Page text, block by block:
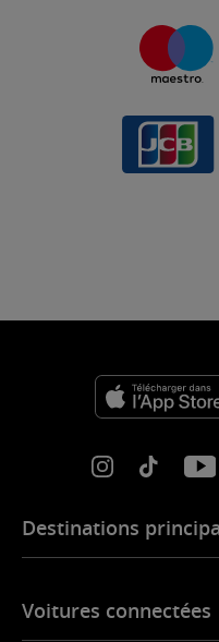
Destinations
eSIM pour l’Europe
Voitures connectées